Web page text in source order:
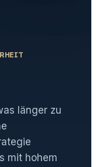
länger zu
mit hohem